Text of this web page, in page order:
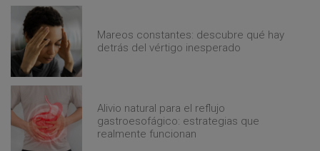
Mareos constantes: descubre qué hay
detrás del vértigo inesperado
Alivio natural para el reflujo
gastroesofágico: estrategias que
realmente funcionan